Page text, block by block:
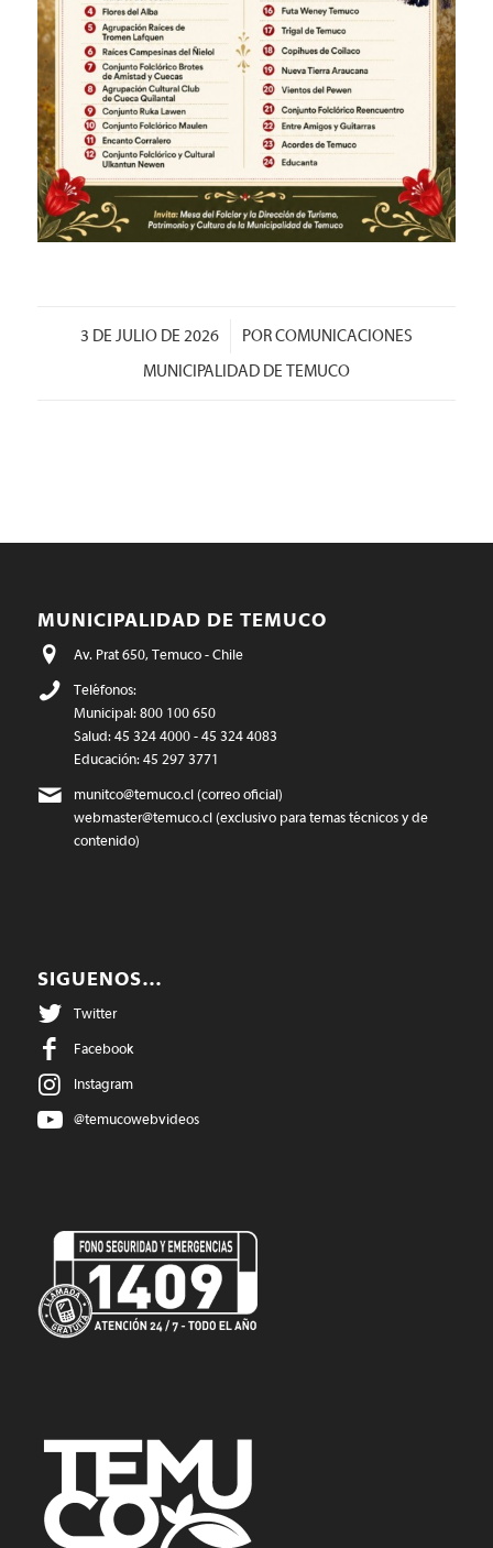
3 DE JULIO DE 2026
/ PORCOMUNICACIONES
MUNICIPALIDAD DE TEMUCO
MUNICIPALIDAD DE TEMUCO
Av. Prat 650, Temuco - Chile
Teléfonos:
Municipal: 800 100 650
Salud: 45 324 4000 - 45 324 4083
Educación: 45 297 3771
munitco@temuco.cl(correo oficial)
webmaster@temuco.cl(exclusivo para temas técnicos y de
contenido)
SIGUENOS…
Twitter
Facebook
Instagram
@temucowebvideos